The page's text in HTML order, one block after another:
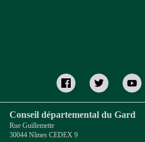
Conseil départemental du Gard
Rue Guillemette
30044 Nîmes CEDEX 9